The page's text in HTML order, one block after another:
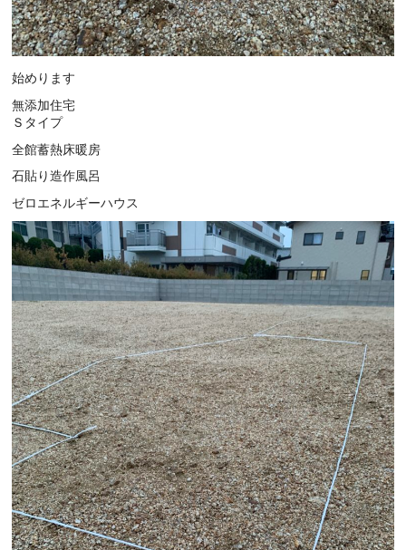
始めります
無添加住宅
Ｓタイプ
全館蓄熱床暖房
石貼り造作風呂
ゼロエネルギーハウス